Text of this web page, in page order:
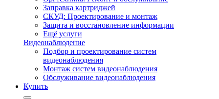
Заправка картриджей
СКУД: Проектирование и монтаж
Защита и восстановление информации
Ещё услуги
Видеонаблюдение
Подбор и проектирование систем
видеонаблюдения
Монтаж систем видеонаблюдения
Обслуживание видеонаблюдения
Купить